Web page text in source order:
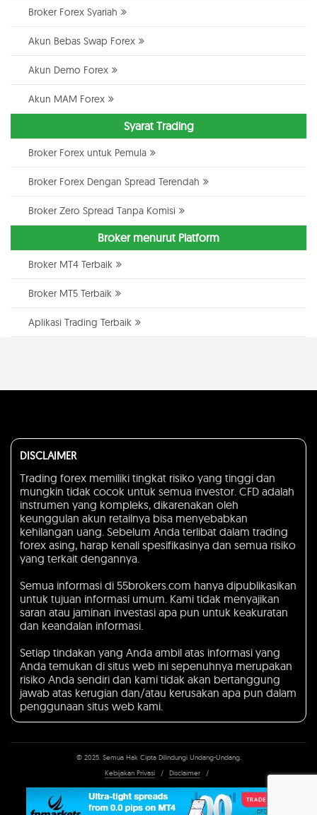
Broker Forex Syariah
Akun Bebas Swap Forex
Akun Demo Forex
Akun MAM Forex
Syarat Trading
Broker Forex untuk Pemula
Broker Forex Dengan Spread Terendah
Broker Zero Spread Tanpa Komisi
Broker menurut Platform
Broker MT4 Terbaik
Broker MT5 Terbaik
Aplikasi Trading Terbaik
DISCLAIMER
Trading forex memiliki tingkat risiko yang tinggi dan
mungkin tidak cocok untuk semua investor. CFD adalah
instrumen yang kompleks, dikarenakan oleh
keunggulan akun retailnya bisa menyebabkan
kehilangan uang. Sebelum Anda terlibat dalam trading
forex asing, harap kenali spesifikasinya dan semua risiko
yang terkait dengannya.
Semua informasi di 55brokers.com hanya dipublikasikan
untuk tujuan informasi umum. Kami tidak menyajikan
saran atau jaminan investasi apa pun untuk keakuratan
dan keandalan informasi.
Setiap tindakan yang Anda ambil atas informasi yang
Anda temukan di situs web ini sepenuhnya merupakan
risiko Anda sendiri dan kami tidak akan bertanggung
jawab atas kerugian dan/atau kerusakan apa pun dalam
penggunaan situs web kami.
© 2025. Semua Hak Cipta Dilindungi Undang-Undang.
Kebijakan Privasi
/ Disclaimer /